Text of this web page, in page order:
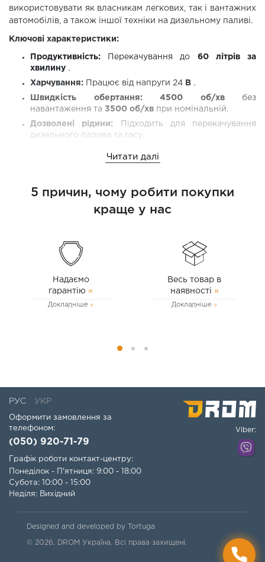
використовувати як власникам легкових, так і вантажних
автомобілів, а також іншої техніки на дизельному паливі.
Ключові характеристики:
Продуктивність: Перекачування до 60 літрів за
хвилину .
Харчування: Працює від напруги 24 В .
Швидкість обертання: 4500 об/хвбез
навантаження та 3500 об/хв при номінальній.
Дозволені рідини:
Підходить для перекачування
дизельного палива та гасу.
спирту, води та газу.
Виготовлений з високоякісних та довговічних матеріалів,
насос має високу зносостійкість та стійкість до
захист від механічних домішок.
Комплектація:
24-вольтовий насос для перекачування дизельного
палива із затискними з'єднаннями типу «крокодил»
Два штуцери
Читати далі
5 причин, чому робити покупки
краще у нас
Надаємо
гарантію »
Докладніше
Весь товар в
наявності »
Докладніше
РУС УКР
Оформити замовлення за
телефоном:
(050) 920-71-79
Графік роботи контакт-центру:
Понеділок - П'ятниця: 9:00 - 18:00
Субота: 10:00 - 15:00
Неділя: Вихідний
Viber:
© 2026, DROM Україна. Всі права захищені.
Designed and developed by Tortuga